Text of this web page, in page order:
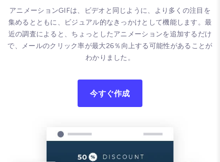
アニメーションGIFは、ビデオと同じように、より多くの注目を
集めるとともに、ビジュアル的なきっかけとして機能します。最
近の調査によると、ちょっとしたアニメーションを追加するだけ
で、メールのクリック率が最大26％向上する可能性があることが
わかりました。
今すぐ作成